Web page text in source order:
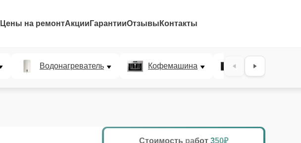
Цены на ремонтАкции ГарантииОтзывы Контакты
Водонагреватель Кофемашина
Стоимость работ 350₽